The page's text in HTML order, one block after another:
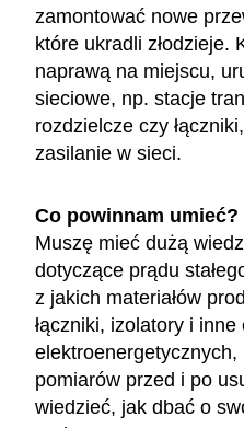
zamontować nowe
które ukradli złodzieje.
naprawą na miejscu,
sieciowe, np. stacje
rozdzielcze czy
zasilanie w sieci.
Co powinnam umieć?
Muszę mieć dużą
dotyczące prądu
z jakich materiałów
łączniki, izolatory i
pomiarów przed i po
wiedzieć, jak dbać o